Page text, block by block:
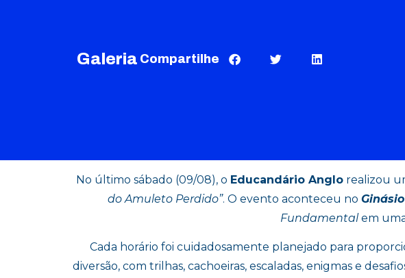
Galeria Compartilhe
No último sábado (09/08), o Educandário Anglorealizou
do Amuleto Perdido”. O evento aconteceu no
Fundamentalem
Cada horário foi cuidadosamente planejado para
diversão, com trilhas, cachoeiras, escaladas, enigmas e